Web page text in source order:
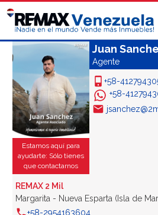
Estamos aquí para
ayudarte: Sólo tienes
que contactarnos
Juan
Agente
+58-
+58-
REMAX 2 Mil
Margarita - Nueva Esparta (Isla de
+58-2954163604